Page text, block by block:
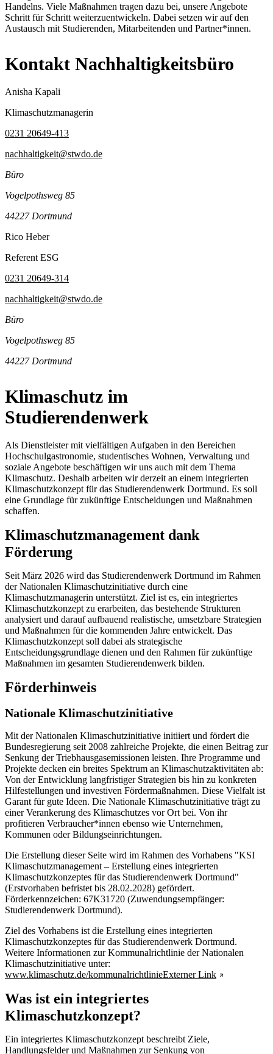
Handelns. Viele Maßnahmen tragen dazu bei, unsere Angebote
Schritt für Schritt weiterzuentwickeln. Dabei setzen wir auf den
Austausch mit Studierenden, Mitarbeitenden und Partner*innen.
Kontakt Nachhaltigkeitsbüro
Anisha Kapali
Klimaschutzmanagerin
0231 20649-413
nachhaltigkeit@stwdo.de
Büro
Vogelpothsweg 85
44227 Dortmund
Rico Heber
Referent ESG
0231 20649-314
nachhaltigkeit@stwdo.de
Büro
Vogelpothsweg 85
44227 Dortmund
Klimaschutz im
Studierendenwerk
Als Dienstleister mit vielfältigen Aufgaben in den Bereichen
Hochschulgastronomie, studentisches Wohnen, Verwaltung und
soziale Angebote beschäftigen wir uns auch mit dem Thema
Klimaschutz. Deshalb arbeiten wir derzeit an einem integrierten
Klimaschutzkonzept für das Studierendenwerk Dortmund. Es soll
eine Grundlage für zukünftige Entscheidungen und Maßnahmen
schaffen.
Klimaschutzmanagement dank
Förderung
Seit März 2026 wird das Studierendenwerk Dortmund im Rahmen
der Nationalen Klimaschutzinitiative durch eine
Klimaschutzmanagerin unterstützt. Ziel ist es, ein integriertes
Klimaschutzkonzept zu erarbeiten, das bestehende Strukturen
analysiert und darauf aufbauend realistische, umsetzbare Strategien
und Maßnahmen für die kommenden Jahre entwickelt. Das
Klimaschutzkonzept soll dabei als strategische
Entscheidungsgrundlage dienen und den Rahmen für zukünftige
Maßnahmen im gesamten Studierendenwerk bilden.
Förderhinweis
Nationale Klimaschutzinitiative
Mit der Nationalen Klimaschutzinitiative initiiert und fördert die
Bundesregierung seit 2008 zahlreiche Projekte, die einen Beitrag zur
Senkung der Triebhausgasemissionen leisten. Ihre Programme und
Projekte decken ein breites Spektrum an Klimaschutzaktivitäten ab:
Von der Entwicklung langfristiger Strategien bis hin zu konkreten
Hilfestellungen und investiven Fördermaßnahmen. Diese Vielfalt ist
Garant für gute Ideen. Die Nationale Klimaschutzinitiative trägt zu
einer Verankerung des Klimaschutzes vor Ort bei. Von ihr
profitieren Verbraucher*innen ebenso wie Unternehmen,
Kommunen oder Bildungseinrichtungen.
Die Erstellung dieser Seite wird im Rahmen des Vorhabens "KSI
Klimaschutzmanagement – Erstellung eines integrierten
Klimaschutzkonzeptes für das Studierendenwerk Dortmund"
(Erstvorhaben befristet bis 28.02.2028) gefördert.
Förderkennzeichen: 67K31720 (Zuwendungsempfänger:
Studierendenwerk Dortmund).
Ziel des Vorhabens ist die Erstellung eines integrierten
Klimaschutzkonzeptes für das Studierendenwerk Dortmund.
Weitere Informationen zur Kommunalrichtlinie der Nationalen
Klimaschutzinitiative unter:
www.klimaschutz.de/kommunalrichtlinieExterner Link
Was ist ein integriertes
Klimaschutzkonzept?
Ein integriertes Klimaschutzkonzept beschreibt Ziele,
Handlungsfelder und Maßnahmen zur Senkung von